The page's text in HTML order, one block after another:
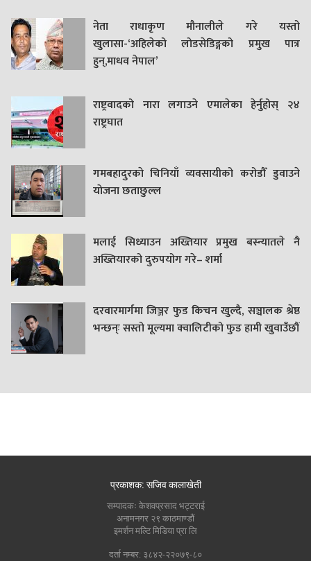
नेता राधाकृण मौनालीले गरे यस्तो
खुलासा-‘अहिलेको लोडसेडिङ्गको प्रमुख पात्र
हुन्,माधव नेपाल’
राष्ट्रवादको नारा लगाउने एमालेका हेर्नुहोस् २४
राष्ट्रघात
गमबहादुरकाे चिनियाँ व्यवसायीको करोडौँ डुवाउने
याेजना छताछुल्ल
मलाई सिध्याउन अख्तियार प्रमुख बस्न्यातले नै
अख्तियारको दुरुपयोग गरे– शर्मा
दरवारमार्गमा जिञ्जर फुड किचन खुल्दै, सञ्चालक श्रेष्ठ
भन्छन्ः सस्तो मूल्यमा क्वालिटीको फुड हामी खुवाउँछौं
प्रकाशक: सजिव कालाखेती
सम्पादकः केशवप्रसाद भट्टराई
अनामनगर २९ काठमाण्डौं
इमर्शन मल्टि मिडिया प्रा लि
दर्ता नम्बर: ३८४२-२२०७९-८०